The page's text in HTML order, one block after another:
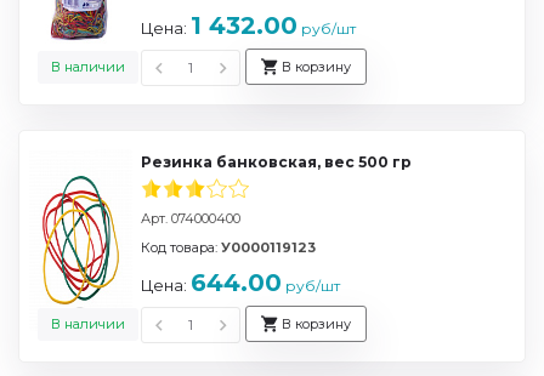
В наличии
Цена: 1 432.00 руб/шт
В корзину
Резинка банковская, вес 500 гр
Арт. 074000400
В наличии
Код товара: У0000119123
Цена: 644.00 руб/шт
В корзину